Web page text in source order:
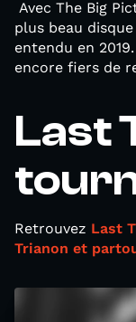
Avec The Big
plus beau
entendu en
encore fiers de
Last
Retrouvez Last
Trianon et